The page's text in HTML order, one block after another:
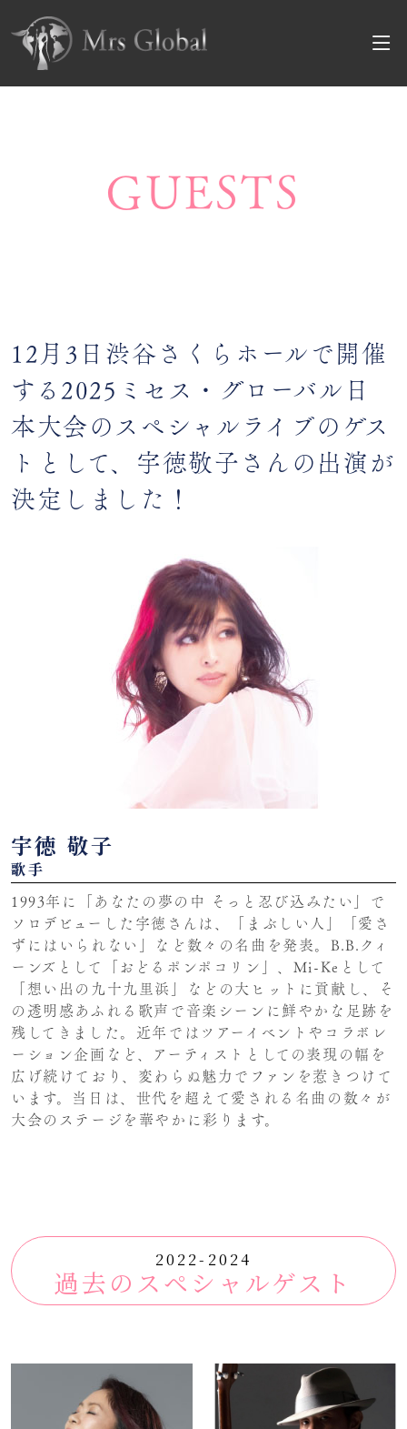
GUESTS
12月3日渋谷さくらホールで開催
する2025ミセス・グローバル日
本大会のスペシャルライブのゲス
トとして、宇徳敬子さんの出演が
決定しました！
宇徳 敬子
歌手
1993年に「あなたの夢の中 そっと忍び込みたい」で
ソロデビューした宇徳さんは、「まぶしい人」「愛さ
ずにはいられない」など数々の名曲を発表。B.B.クィ
ーンズとして「おどるポンポコリン」、Mi-Keとして
「想い出の九十九里浜」などの大ヒットに貢献し、そ
の透明感あふれる歌声で音楽シーンに鮮やかな足跡を
残してきました。近年ではツアーイベントやコラボレ
ーション企画など、アーティストとしての表現の幅を
広げ続けており、変わらぬ魅力でファンを惹きつけて
います。当日は、世代を超えて愛される名曲の数々が
大会のステージを華やかに彩ります。
2022-2024
過去のスペシャルゲスト